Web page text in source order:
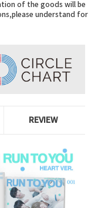
of the goods will be
understand for
REVIEW